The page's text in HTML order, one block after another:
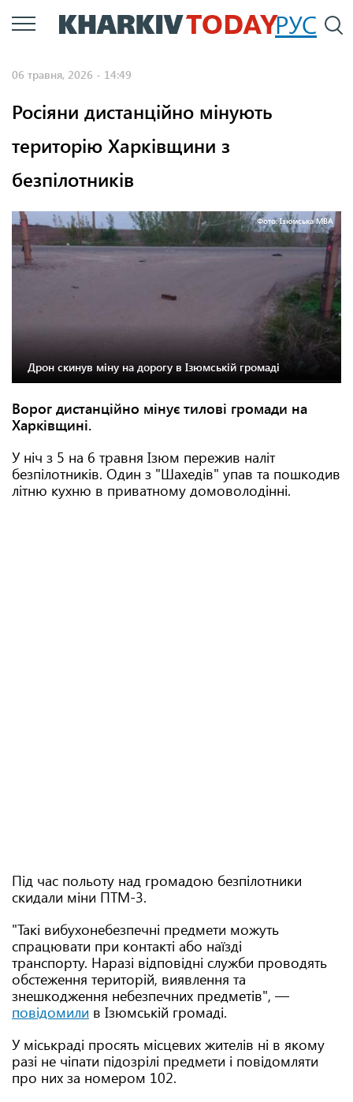
Перейти
до
РУС
06 травня, 2026 - 14:49
Росіяни дистанційно мінують
територію Харківщини з
безпілотників
Фото: Ізюмська МВА
Дрон скинув міну на дорогу в Ізюмській громаді
Ворог дистанційно мінує тилові громади на
Харківщині.
У ніч з 5 на 6 травня Ізюм пережив наліт
безпілотників. Один з "Шахедів" упав та пошкодив
літню кухню в приватному домоволодінні.
Під час польоту над громадою безпілотники
скидали міни ПТМ-3.
"Такі вибухонебезпечні предмети можуть
спрацювати при контакті або наїзді
транспорту. Наразі відповідні служби проводять
обстеження територій, виявлення та
знешкодження небезпечних предметів", —
повідомили в Ізюмській громаді.
У міськраді просять місцевих жителів ні в якому
разі не чіпати підозрілі предмети і повідомляти
про них за номером 102.